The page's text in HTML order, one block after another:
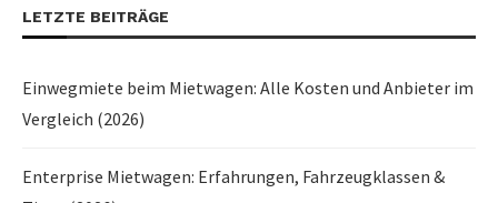
LETZTE BEITRÄGE
Einwegmiete beim Mietwagen: Alle Kosten und Anbieter im
Vergleich (2026)
Enterprise Mietwagen: Erfahrungen, Fahrzeugklassen &